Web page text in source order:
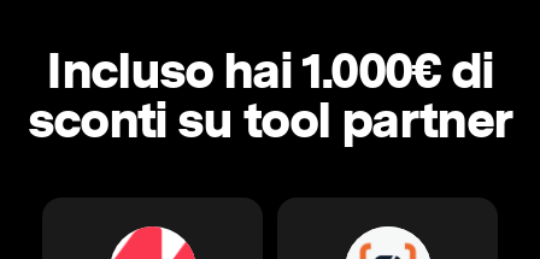
Incluso hai 1.000€ di
sconti su tool partner